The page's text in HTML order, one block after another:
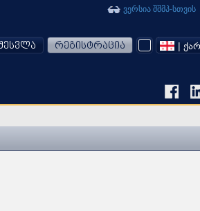
ვერსია შშმპ-სთვის
რეგისტრაცია | ᲥᲐᲠ